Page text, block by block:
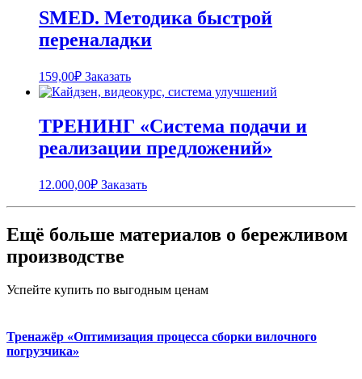
SMED. Методика быстрой
переналадки
159,00₽ Заказать
ТРЕНИНГ «Система подачи и
реализации предложений»
12.000,00₽ Заказать
Ещё больше материалов о бережливом
производстве
Успейте купить по выгодным ценам
Тренажёр «Оптимизация процесса сборки вилочного
погрузчика»